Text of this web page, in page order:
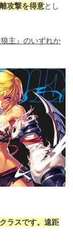
攻撃を得意とし
主』のいずれか
ラスです。遠距